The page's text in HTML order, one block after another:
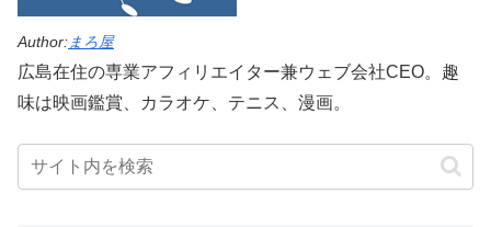
Author:まろ屋
広島在住の専業アフィリエイター兼ウェブ会社CEO。趣
味は映画鑑賞、カラオケ、テニス、漫画。